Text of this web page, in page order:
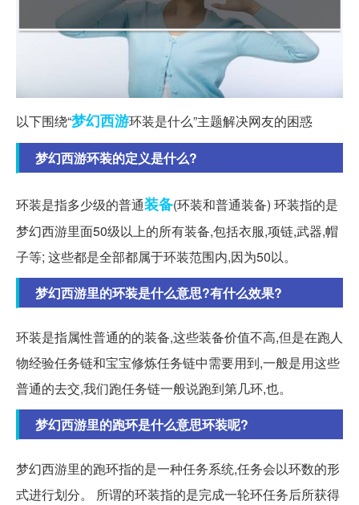
以下围绕“梦幻西游环装是什么”主题解决网友的困惑
梦幻西游环装的定义是什么?
环装是指多少级的普通装备(环装和普通装备) 环装指的是
梦幻西游里面50级以上的所有装备,包括衣服,项链,武器,帽
子等; 这些都是全部都属于环装范围内,因为50以。
梦幻西游里的环装是什么意思?有什么效果?
环装是指属性普通的的装备,这些装备价值不高,但是在跑人
物经验任务链和宝宝修炼任务链中需要用到,一般是用这些
普通的去交,我们跑任务链一般说跑到第几环,也。
梦幻西游里的跑环是什么意思环装呢?
梦幻西游里的跑环指的是一种任务系统,任务会以环数的形
式进行划分。 所谓的环装指的是完成一轮环任务后所获得